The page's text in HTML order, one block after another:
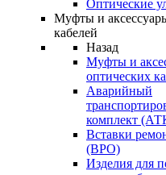
Оптические
Муфты и
кабелей
Назад
Муфты и
оптических
Аварийный
комплект
Вставки
(ВРО)
Изделия для